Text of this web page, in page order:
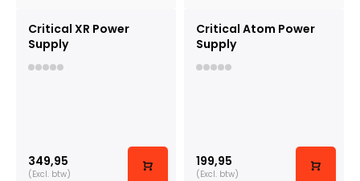
Critical XR Power
Supply
349,95
(Excl. btw)
Critical Atom Power
Supply
199,95
(Excl. btw)